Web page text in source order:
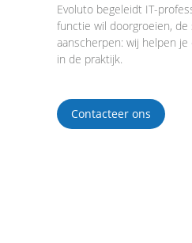
Evoluto begeleidt IT-
functie wil doorgroeien,
aanscherpen: wij helpen
in de praktijk.
Contacteer ons